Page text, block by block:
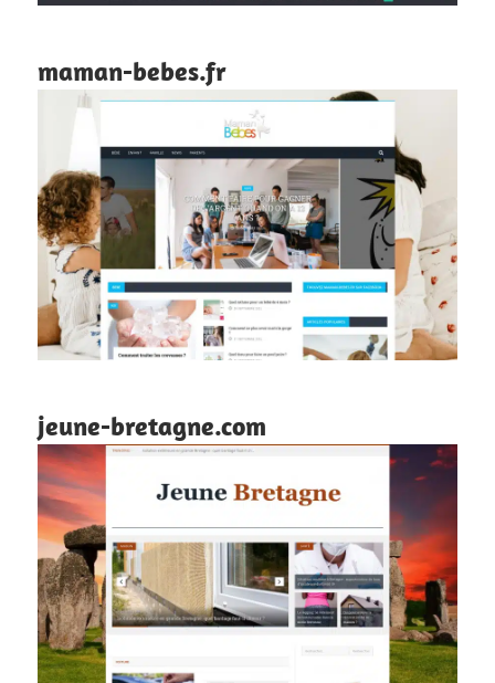
maman-bebes.fr
jeune-bretagne.com